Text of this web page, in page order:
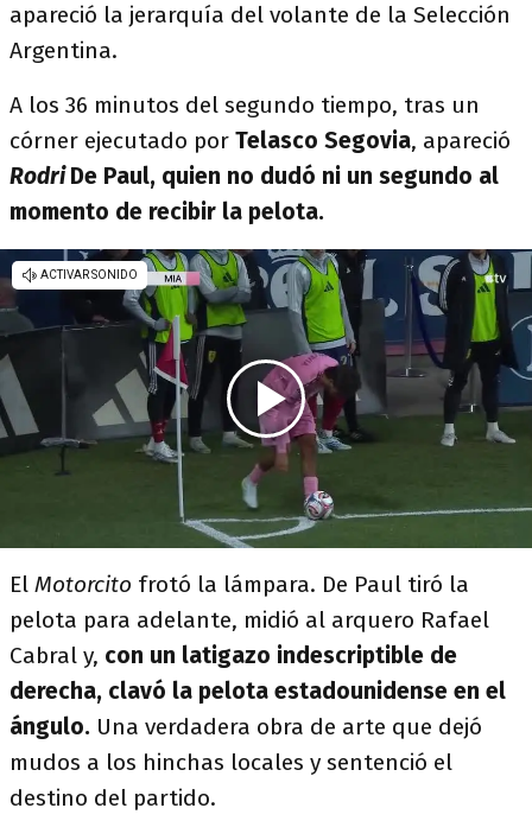
apareció la jerarquía del volante de la Selección
Argentina.
A los 36 minutos del segundo tiempo, tras un
córner ejecutado por Telasco Segovia, apareció
RodriDe Paul, quien no dudó ni un segundo al
momento de recibir la pelota.
El Motorcito frotó la lámpara. De Paul tiró la
pelota para adelante, midió al arquero Rafael
Cabral y, con un latigazo indescriptible de
derecha, clavó la pelota estadounidense en el
ángulo. Una verdadera obra de arte que dejó
mudos a los hinchas locales y sentenció el
destino del partido.